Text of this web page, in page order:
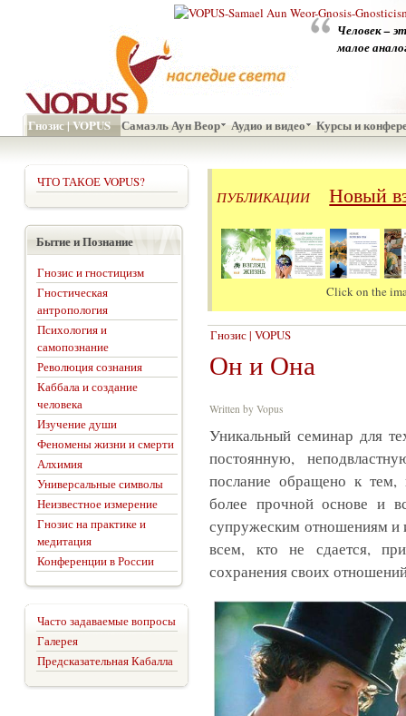
Человек –
малое
Гнозис | VOPUS Самаэль Аун Веор Аудио и видео Курсы и
ПУБЛИКАЦИИ Новый
Click on the
Гнозис | VOPUS
Он и Она
Written by Vopus
Уникальный семинар для
постоянную,
послание обращено к тем,
более прочной основе и
супружеским отношениям и
всем, кто не сдается,
сохранения своих
ЧТО ТАКОЕ VOPUS?
Бытие и Познание
Гнозис и гностицизм
Гностическая
антропология
Психология и
самопознание
Революция сознания
Каббала и создание
человека
Изучение души
Феномены жизни и смерти
Алхимия
Универсальные символы
Неизвестное измерение
Гнозис на практике и
медитация
Конференции в России
Часто задаваемые вопросы
Галерея
Предсказательная Кабалла